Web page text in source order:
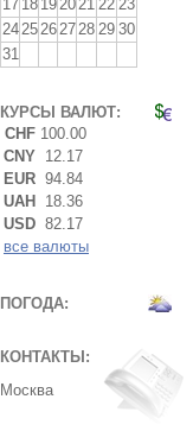
17 18 19 20 21 22 23
24 25 26 27 28 29 30
31
КУРСЫ ВАЛЮТ:
CHF 100.00
CNY 12.17
EUR 94.84
UAH 18.36
USD 82.17
все валюты
ПОГОДА:
КОНТАКТЫ:
Москва